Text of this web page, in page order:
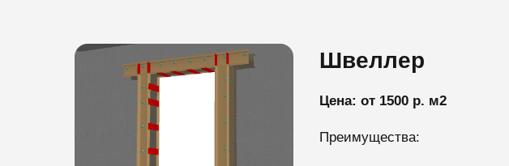
Швеллер
Цена: от 1500 р. м2
Преимущества: